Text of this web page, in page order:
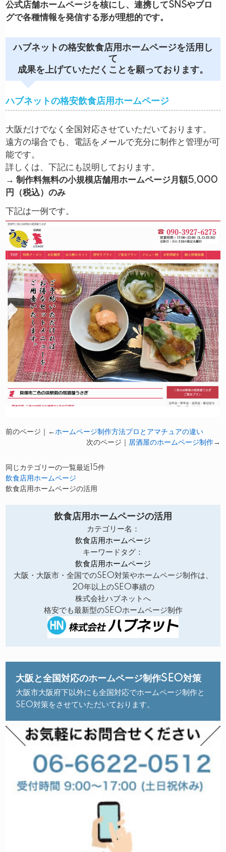
公式店舗ホームページを核にし、連携してSNSやブロ
グで各種情報を発信する形が理想的です。
ハブネットの格安飲食店用ホームページを活用し
て
成果を上げていただくことを願っております。
ハブネットの格安飲食店用ホームページ
大阪だけでなく全国対応させていただいております。
遠方の場合でも、電話をメールで充分に制作と管理が可
能です。
詳しくは、下記にも説明しております。
→制作料無料の小規模店舗用ホームページ月額5,000
円（税込）のみ
下記は一例です。
前のページ｜←ホームページ制作方法プロとアマチュアの違い
次のページ｜ 居酒屋のホームページ制作→
同じカテゴリーの一覧最近15件
飲食店用ホームページ
飲食店用ホームページの活用
飲食店用ホームページの活用
カテゴリー名：
飲食店用ホームページ
キーワードタグ：
飲食店用ホームページ
大阪・大阪市・全国でのSEO対策やホームページ制作は、
20年以上のSEO事績の
株式会社ハブネットへ
格安でも最新型のSEOホームページ制作
大阪と全国対応のホームページ制作SEO対策
大阪市大阪府下以外にも全国対応でホームページ制作と
SEO対策をさせていただいております。